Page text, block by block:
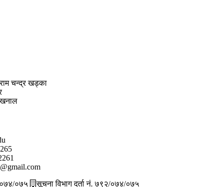
राम चन्द्र खड्का
०७५
सूचना विभाग दर्ता नं. ७९२/०७४/०७५